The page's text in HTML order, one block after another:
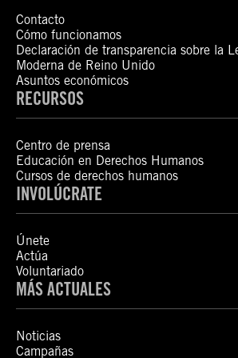
Contacto
Cómo funcionamos
Declaración de transparencia sobre la
Moderna de Reino Unido
Asuntos económicos
RECURSOS
Centro de prensa
Educación en Derechos Humanos
Cursos de derechos humanos
INVOLÚCRATE
Únete
Actúa
Voluntariado
MÁS ACTUALES
Noticias
Campañas